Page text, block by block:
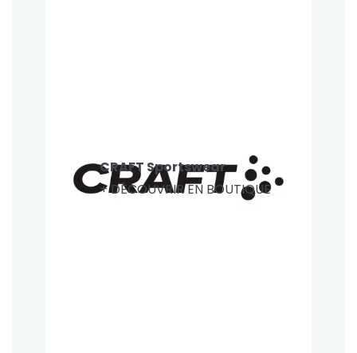
CRAFT Sportswear
+ DÉCOUVRIR EN BOUTIQUE